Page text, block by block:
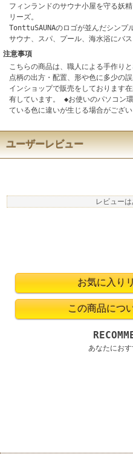
フィンランドのサウナ小屋を守る妖
リーズ。
TonttuSAUNAのロゴが並んだシンプ
サウナ、スパ、プール、海水浴にバス
注意事項
こちらの商品は、職人による手作り
点柄の出方・配置、形や色に多少の
インショップで販売をしております
有しています。 ◆お使いのパソコン
ている色に違いが生じる場合がござ
ユーザーレビュー
レビューは
あなたにお